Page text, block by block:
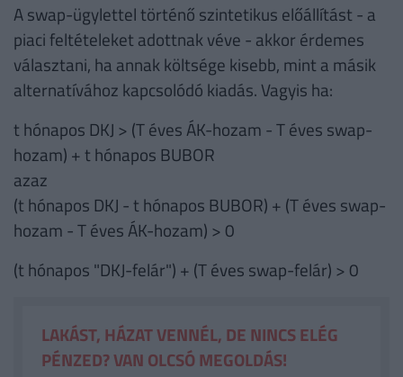
A swap-ügylettel történő szintetikus előállítást - a
piaci feltételeket adottnak véve - akkor érdemes
választani, ha annak költsége kisebb, mint a másik
alternatívához kapcsolódó kiadás. Vagyis ha:
t hónapos DKJ > (T éves ÁK-hozam - T éves swap-
hozam) + t hónapos BUBOR
azaz
(t hónapos DKJ - t hónapos BUBOR) + (T éves swap-
hozam - T éves ÁK-hozam) > 0
(t hónapos "DKJ-felár") + (T éves swap-felár) > 0
LAKÁST, HÁZAT VENNÉL, DE NINCS ELÉG
PÉNZED? VAN OLCSÓ MEGOLDÁS!